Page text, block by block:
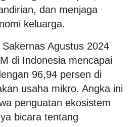
dan menjaga
keluarga.
Agustus 2024
di Indonesia mencapai
96,94 persen di
usaha mikro. Angka ini
penguatan ekosistem
bicara tentang